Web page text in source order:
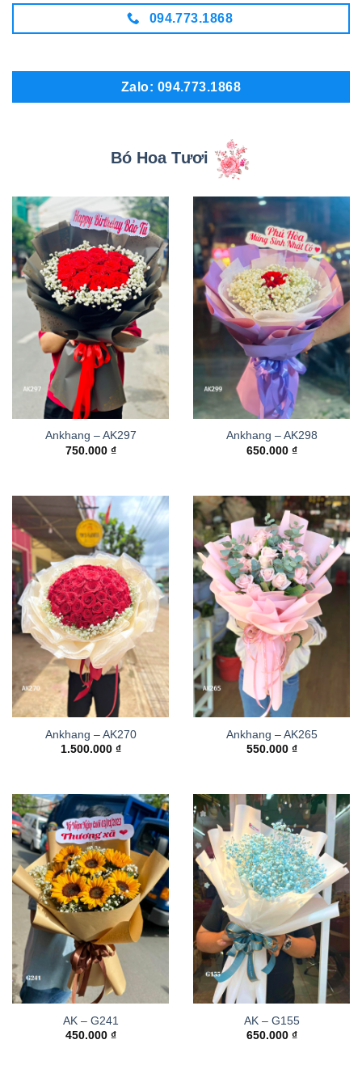
094.773.1868
Zalo: 094.773.1868
Bó Hoa Tươi
Ankhang – AK297
750.000 ₫
Ankhang – AK298
650.000 ₫
Ankhang – AK270
1.500.000 ₫
Ankhang – AK265
550.000 ₫
AK – G241
450.000 ₫
AK – G155
650.000 ₫